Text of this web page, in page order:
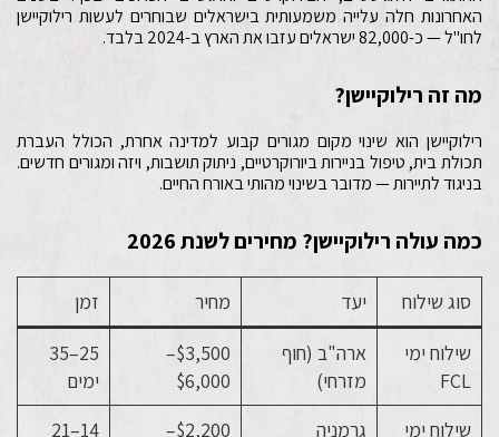
האחרונות חלה עלייה משמעותית בישראלים שבוחרים לעשות רילוקיישן
לחו"ל — כ-82,000 ישראלים עזבו את הארץ ב-2024 בלבד.
מה זה רילוקיישן?
רילוקיישן הוא שינוי מקום מגורים קבוע למדינה אחרת, הכולל העברת
תכולת בית, טיפול בניירות ביורוקרטיים, ניתוק תושבות, ויזה ומגורים חדשים.
בניגוד לתיירות — מדובר בשינוי מהותי באורח החיים.
כמה עולה רילוקיישן? מחירים לשנת 2026
סוג שילוח יעד מחיר
זמן
שילוח ימי
FCL
ארה"ב (חוף
מזרחי)
$3,500–
$6,000
25–35
ימים
שילוח ימי
גרמניה
$2,200–
14–21